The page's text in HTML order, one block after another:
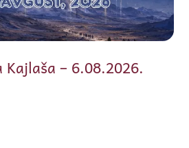
Kajlaša – 6.08.2026.